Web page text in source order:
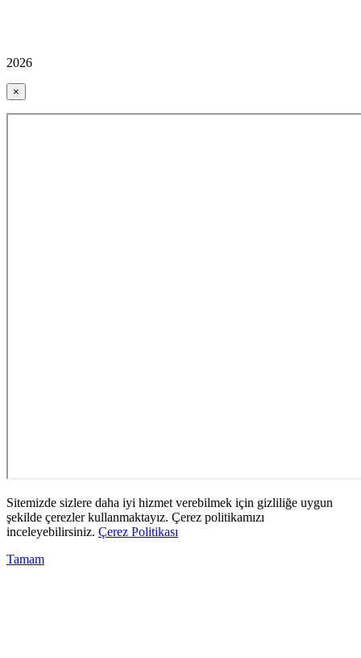
2026
×
Sitemizde sizlere daha iyi hizmet verebilmek için gizliliğe uygun
şekilde çerezler kullanmaktayız. Çerez politikamızı
inceleyebilirsiniz. Çerez Politikası
Tamam